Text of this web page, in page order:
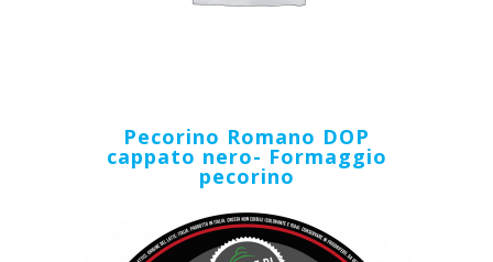
Pecorino Romano DOP
cappato nero- Formaggio
pecorino